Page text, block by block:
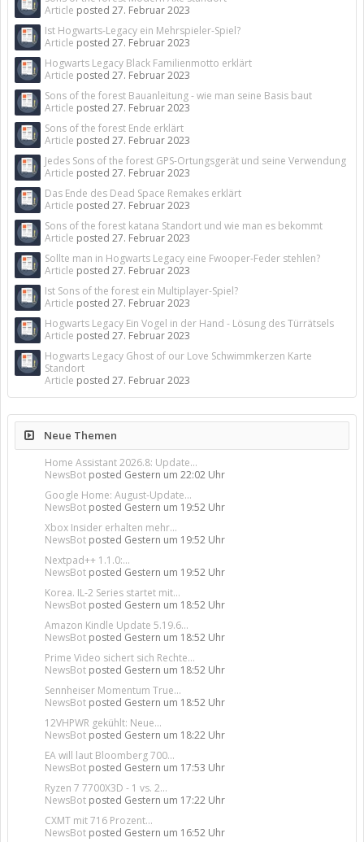
Article posted 27. Februar 2023
Ist Hogwarts-Legacy ein Mehrspieler-Spiel?
Article posted 27. Februar 2023
Hogwarts Legacy Black Familienmotto erklärt
Article posted 27. Februar 2023
Sons of the forest Bauanleitung - wie man seine Basis baut
Article posted 27. Februar 2023
Sons of the forest Ende erklärt
Article posted 27. Februar 2023
Jedes Sons of the forest GPS-Ortungsgerät und seine Verwendung
Article posted 27. Februar 2023
Das Ende des Dead Space Remakes erklärt
Article posted 27. Februar 2023
Sons of the forest katana Standort und wie man es bekommt
Article posted 27. Februar 2023
Sollte man in Hogwarts Legacy eine Fwooper-Feder stehlen?
Article posted 27. Februar 2023
Ist Sons of the forest ein Multiplayer-Spiel?
Article posted 27. Februar 2023
Hogwarts Legacy Ein Vogel in der Hand - Lösung des Türrätsels
Article posted 27. Februar 2023
Hogwarts Legacy Ghost of our Love Schwimmkerzen Karte
Standort
Article posted 27. Februar 2023
Neue Themen
Home Assistant 2026.8: Update...
NewsBot posted Gestern um 22:02 Uhr
Google Home: August-Update...
NewsBot posted Gestern um 19:52 Uhr
Xbox Insider erhalten mehr...
NewsBot posted Gestern um 19:52 Uhr
Nextpad++ 1.1.0:...
NewsBot posted Gestern um 19:52 Uhr
Korea. IL-2 Series startet mit...
NewsBot posted Gestern um 18:52 Uhr
Amazon Kindle Update 5.19.6...
NewsBot posted Gestern um 18:52 Uhr
Prime Video sichert sich Rechte...
NewsBot posted Gestern um 18:52 Uhr
Sennheiser Momentum True...
NewsBot posted Gestern um 18:52 Uhr
12VHPWR gekühlt: Neue...
NewsBot posted Gestern um 18:22 Uhr
EA will laut Bloomberg 700...
NewsBot posted Gestern um 17:53 Uhr
Ryzen 7 7700X3D - 1 vs. 2...
NewsBot posted Gestern um 17:22 Uhr
CXMT mit 716 Prozent...
NewsBot posted Gestern um 16:52 Uhr